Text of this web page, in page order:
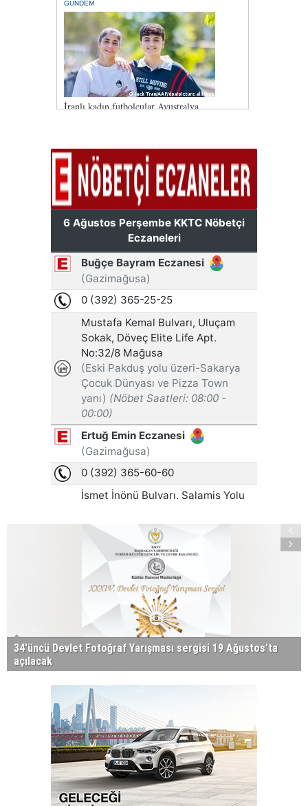
34'üncü Devlet Fotoğraf Yarışması sergisi 19 Ağustos’ta
açılacak